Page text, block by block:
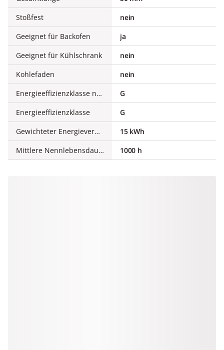
Stoßfest
nein
Geeignet für Backofen
ja
Geeignet für Kühlschrank
nein
Kohlefaden
nein
Energieeffizienzklasse nach EU-Richtlinie 2019/2015
G
Energieeffizienzklasse
G
Gewichteter Energieverbrauch in 1.000 Stunden
15 kWh
Mittlere Nennlebensdauer
1000 h